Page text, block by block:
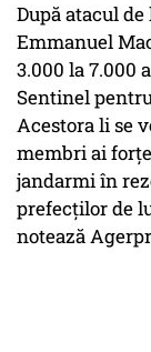
După atacul
Emmanuel
3.000 la 7.000
Sentinel
Acestora li se
membri ai
jandarmi în
prefecţilor de
notează